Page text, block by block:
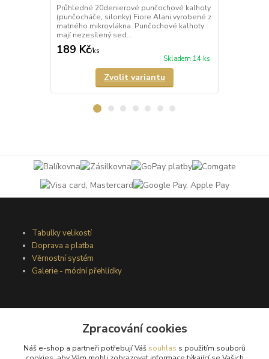
Průhledné 20denierové punčochové kalhoty
(punčocháče, silonky) Fiore Alani vyrobené z
matného mikrovlákna. Punčochové kalhoty
mají nezesílený sed...
189 Kč/ks
Skladem 14 ks
Zvolit variantu
Tabulky velikostí
Doprava a platba
Věrnostní systém
Galerie - módní přehlídky
Obchodní podmínky
Ochrana osobních údajů
Kontakty
Zpracování cookies
Náš e-shop a partneři potřebují Váš souhlas s použitím souborů